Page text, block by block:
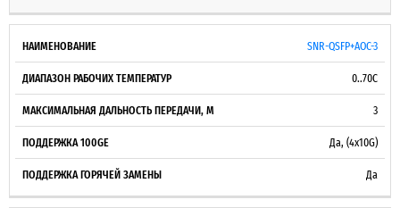
SNR-QSFP+AOC-3
0..70С
3
Да, (4x10G)
Да